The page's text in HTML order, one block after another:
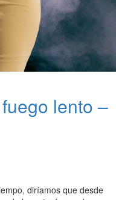
lento –
diríamos que desde